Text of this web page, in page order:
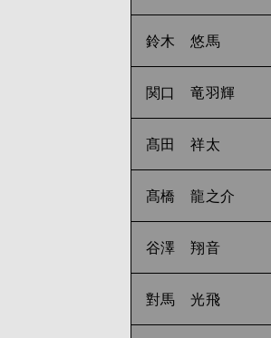
鈴木 悠馬
関口 竜羽輝
髙田 祥太
髙橋 龍之介
谷澤 翔音
對馬 光飛